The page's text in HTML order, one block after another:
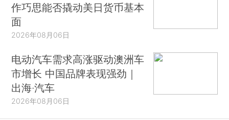
作巧思能否撬动美日货币基本
面
2026年08月06日
电动汽车需求高涨驱动澳洲车
市增长 中国品牌表现强劲｜
出海·汽车
2026年08月06日